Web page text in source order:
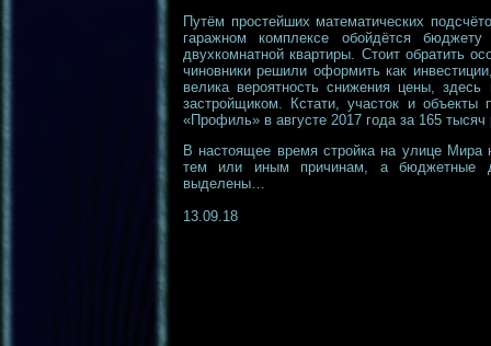
Путём простейших математических
гаражном комплексе обойдётся
двухкомнатной квартиры. Стоит обратить
чиновники решили оформить как
велика вероятность снижения цены,
застройщиком. Кстати, участок и
«Профиль» в августе 2017 года за 165
В настоящее время стройка на улице Мира
тем или иным причинам, а бюджетные
выделены…
13.09.18